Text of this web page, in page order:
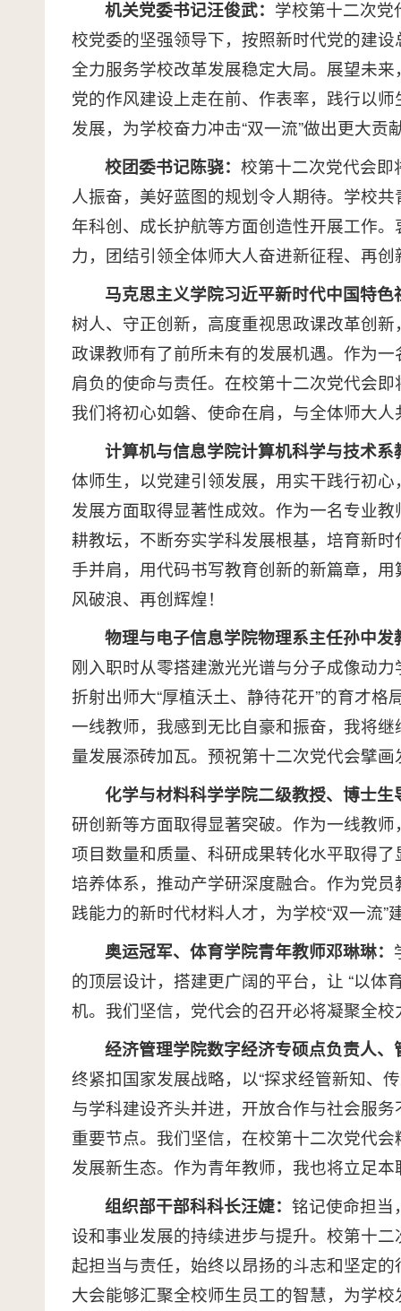
机关党委书记汪俊武： 学校第十二次
校党委的坚强领导下，按照新时代党的建
全力服务学校改革发展稳定大局。展望未
党的作风建设上走在前、作表率，践行以
发展，为学校奋力冲击“双一流”做出更大贡
校团委书记陈骁：校第十二次党代会
人振奋，美好蓝图的规划令人期待。学校
年科创、成长护航等方面创造性开展工作
力，团结引领全体师大人奋进新征程、再
马克思主义学院习近平新时代中国特
树人、守正创新，高度重视思政课改革创
政课教师有了前所未有的发展机遇。作为
肩负的使命与责任。在校第十二次党代会
我们将初心如磐、使命在肩，与全体师大
计算机与信息学院计算机科学与技术
体师生，以党建引领发展，用实干践行初
发展方面取得显著性成效。作为一名专业
耕教坛，不断夯实学科发展根基，培育新
手并肩，用代码书写教育创新的新篇章，
风破浪、再创辉煌！
物理与电子信息学院物理系主任孙中发
刚入职时从零搭建激光光谱与分子成像动
折射出师大“厚植沃土、静待花开”的育才
一线教师，我感到无比自豪和振奋，我将
量发展添砖加瓦。预祝第十二次党代会擘
化学与材料科学学院二级教授、博士生
研创新等方面取得显著突破。作为一线教
项目数量和质量、科研成果转化水平取得
培养体系，推动产学研深度融合。作为党
践能力的新时代材料人才，为学校“双一流
奥运冠军、体育学院青年教师邓琳琳：
的顶层设计，搭建更广阔的平台，让 “以
机。我们坚信，党代会的召开必将凝聚全
经济管理学院数字经济专硕点负责人
终紧扣国家发展战略，以“探求经管新知、
与学科建设齐头并进，开放合作与社会服
重要节点。我们坚信，在校第十二次党代
发展新生态。作为青年教师，我也将立足
组织部干部科科长汪婕：铭记使命担当
设和事业发展的持续进步与提升。校第十
起担当与责任，始终以昂扬的斗志和坚定
大会能够汇聚全校师生员工的智慧，为学